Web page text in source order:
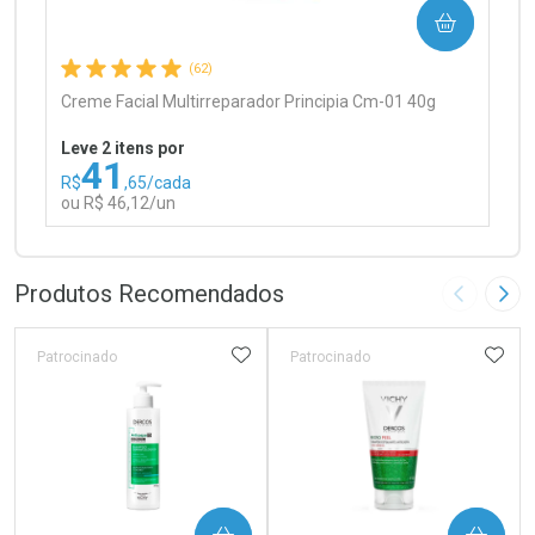
(62)
Creme Facial Multirreparador Principia Cm-01 40g
Leve 2 itens por
R$41 ,65/cada
ou R$ 46,12/un
COMPRAR
Laboratório
Ativar Desconto
Por Menos
Produtos Recomendados Imagem
Patrocinado ADICIONAR AOS FAVORITOS
Patrocinado